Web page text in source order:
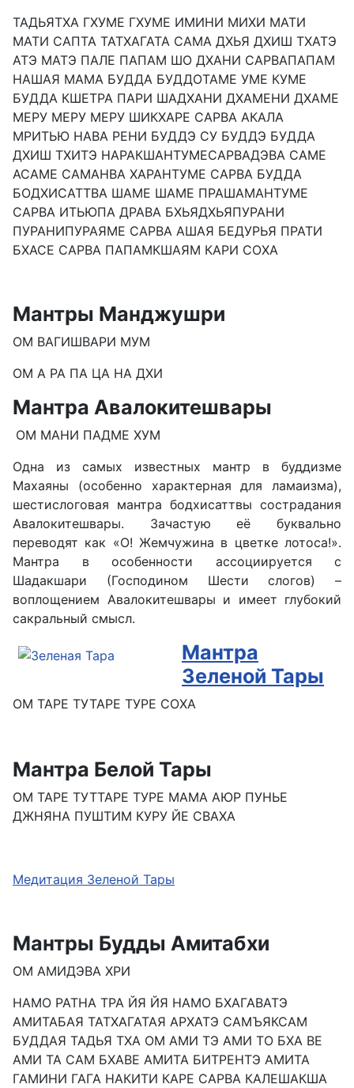
ТАДЬЯТХА ГХУМЕ ГХУМЕ ИМИНИ МИХИ МАТИ
МАТИ САПТА ТАТХАГАТА САМА ДХЬЯ ДХИШ ТХАТЭ
АТЭ МАТЭ ПАЛЕ ПАПАМ ШО ДХАНИ САРВАПАПАМ
НАШАЯ МАМА БУДДА БУДДОТАМЕ УМЕ КУМЕ
БУДДА КШЕТРА ПАРИ ШАДХАНИ ДХАМЕНИ ДХАМЕ
МЕРУ МЕРУ МЕРУ ШИКХАРЕ САРВА АКАЛА
МРИТЬЮ НАВА РЕНИ БУДДЭ СУ БУДДЭ БУДДА
ДХИШ ТХИТЭ НАРАКШАНТУМЕСАРВАДЭВА САМЕ
АСАМЕ САМАНВА ХАРАНТУМЕ САРВА БУДДА
БОДХИСАТТВА ШАМЕ ШАМЕ ПРАШАМАНТУМЕ
САРВА ИТЬЮПА ДРАВА БХЬЯДХЬЯПУРАНИ
ПУРАНИПУРАЯМЕ САРВА АШАЯ БЕДУРЬЯ ПРАТИ
БХАСЕ САРВА ПАПАМКШАЯМ КАРИ СОХА
Мантры Манджушри
ОМ ВАГИШВАРИ МУМ
ОМ А РА ПА ЦА НА ДХИ
Мантра Авалокитешвары
ОМ МАНИ ПАДМЕ ХУМ
Одна из самых известных мантр в буддизме
Махаяны (особенно характерная для ламаизма),
шестислоговая мантра бодхисаттвы сострадания
Авалокитешвары. Зачастую её буквально
переводят как «О! Жемчужина в цветке лотоса!».
Мантра в особенности ассоциируется с
Шадакшари (Господином Шести слогов) –
воплощением Авалокитешвары и имеет глубокий
сакральный смысл.
Мантра
Зеленой Тары
ОМ ТАРЕ ТУТАРЕ ТУРЕ СОХА
Мантра Белой Тары
ОМ ТАРЕ ТУТТАРЕ ТУРЕ МАМА АЮР ПУНЬЕ
ДЖНЯНА ПУШТИМ КУРУ ЙЕ СВАХА
Медитация Зеленой Тары
Мантры Будды Амитабхи
ОМ АМИДЭВА ХРИ
НАМО РАТНА ТРА ЙЯ ЙЯ НАМО БХАГАВАТЭ
АМИТАБАЯ ТАТХАГАТАЯ АРХАТЭ САМЪЯКСАМ
БУДДАЯ ТАДЬЯ ТХА ОМ АМИ ТЭ АМИ ТО БХА ВЕ
АМИ ТА САМ БХАВЕ АМИТА БИТРЕНТЭ АМИТА
ГАМИНИ ГАГА НАКИТИ КАРЕ САРВА КАЛЕШАКША